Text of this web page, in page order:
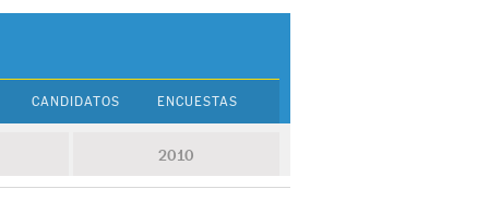
CANDIDATOS ENCUESTAS
2010